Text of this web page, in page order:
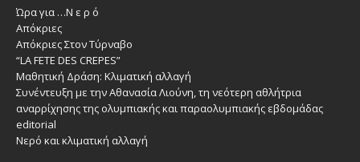
Ώρα για …Ν ε ρ ό
Απόκριες
Απόκριες Στον Τύρναβο
“LA FETE DES CREPES”
Μαθητική Δράση: Κλιματική αλλαγή
Συνέντευξη με την Αθανασία Λιούνη, τη νεότερη αθλήτρια
αναρρίχησης της ολυμπιακής και παραολυμπιακής εβδομάδας
editorial
Νερό και κλιματική αλλαγή